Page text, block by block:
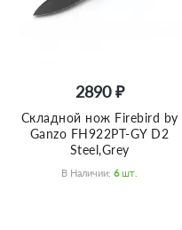
2890 ₽
Складной нож Firebird by
Ganzo FH922PT-GY D2
Steel,Grey
В Наличии: 6 Шт.